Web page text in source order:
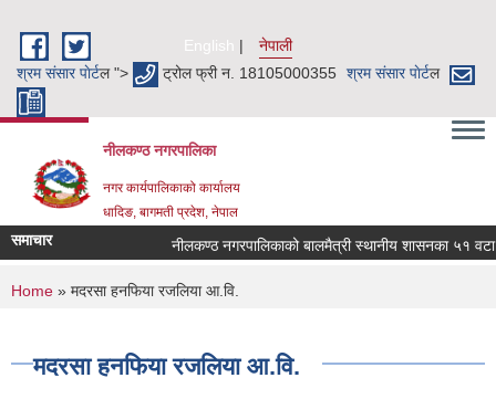
English
नेपाली
श्रम संसार पाेर्टल "> ट्रोल फ्री न. 18105000355 श्रम संसार पाेर्टल
नीलकण्ठ नगरपालिका
नगर कार्यपालिकाको कार्यालय
धादिङ, बागमती प्रदेश, नेपाल
समाचार नीलकण्ठ नगरपालिकाको बालमैत्री स्थानीय शासनका ५१ वटा
You are here
Home » मदरसा हनफिया रजलिया आ.वि.
मदरसा हनफिया रजलिया आ.वि.